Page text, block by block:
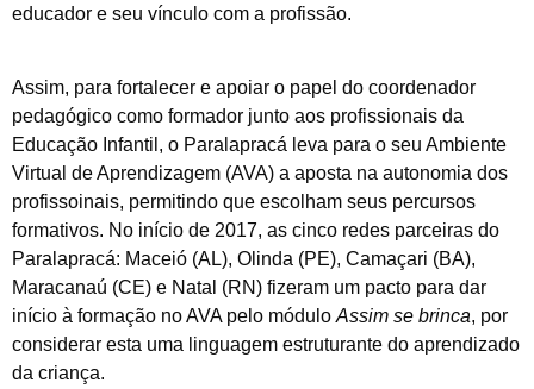
educador e seu vínculo com a profissão.
Assim, para fortalecer e apoiar o papel do coordenador
pedagógico como formador junto aos profissionais da
Educação Infantil, o Paralapracá leva para o seu Ambiente
Virtual de Aprendizagem (AVA) a aposta na autonomia dos
profissoinais, permitindo que escolham seus percursos
formativos. No início de 2017, as cinco redes parceiras do
Paralapracá: Maceió (AL), Olinda (PE), Camaçari (BA),
Maracanaú (CE) e Natal (RN) fizeram um pacto para dar
início à formação no AVA pelo módulo Assim se brinca, por
considerar esta uma linguagem estruturante do aprendizado
da criança.